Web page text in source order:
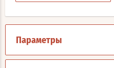
Параметры